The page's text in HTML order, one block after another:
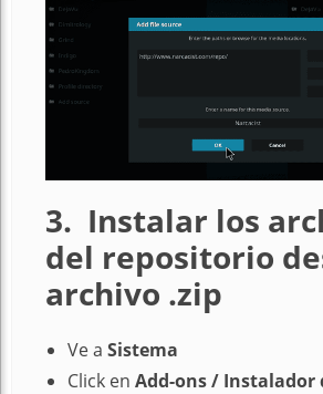
3. Instalar los
del repositorio
archivo .zip
Ve a Sistema
Click en Add-ons / Instalador